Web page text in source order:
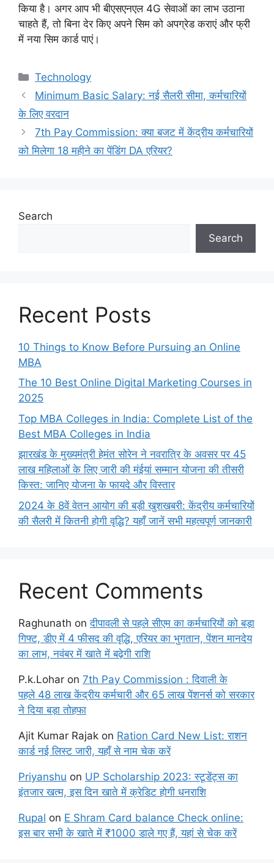
किया है। अगर आप भी बीएसएनएल 4G सेवाओं का लाभ उठाना
चाहते हैं, तो बिना देर किए अपने सिम को अपग्रेड कराएं और फ्री
में नया सिम कार्ड पाएं।
Categories
Technology
Minimum Basic Salary: नई सैलरी सीमा, कर्मचारियों
के लिए वरदान
7th Pay Commission: क्या बजट में केंद्रीय कर्मचारियों
को मिलेगा 18 महीने का पेंडिंग DA एरियर?
Search
Search
Recent Posts
10 Things to Know Before Pursuing an Online
MBA
The 10 Best Online Digital Marketing Courses in
2025
Top MBA Colleges in India: Complete List of the
Best MBA Colleges in India
झारखंड के मुख्यमंत्री हेमंत सोरेन ने नवरात्रि के अवसर पर 45
लाख महिलाओं के लिए जारी की मंईयां सम्मान योजना की तीसरी
किस्त: जानिए योजना के फायदे और विस्तार
2024 के 8वें वेतन आयोग की बड़ी खुशखबरी: केंद्रीय कर्मचारियों
की सैलरी में कितनी होगी वृद्धि? यहाँ जानें सभी महत्वपूर्ण जानकारी
Recent Comments
Raghunath onदीपावली से पहले सीएम का कर्मचारियों को बड़ा
गिफ्ट, डीए में 4 फीसद की वृद्धि, एरियर का भुगतान, पेंशन मानदेय
का लाभ, नवंबर में खाते में बढ़ेगी राशि
P.k.Lohar on 7th Pay Commission : दिवाली के
पहले 48 लाख केंद्रीय कर्मचारी और 65 लाख पेंशनर्स को सरकार
ने दिया बड़ा तोहफा
Ajit Kumar Rajak on Ration Card New List: राशन
कार्ड नई लिस्ट जारी, यहाँ से नाम चेक करें
Priyanshu on UP Scholarship 2023: स्टूडेंट्स का
इंतजार खत्म, इस दिन खाते में क्रेडिट होगी धनराशि
Rupal on E Shram Card balance Check online:
इस बार सभी के खाते में ₹1000 डाले गए हैं, यहां से चेक करें